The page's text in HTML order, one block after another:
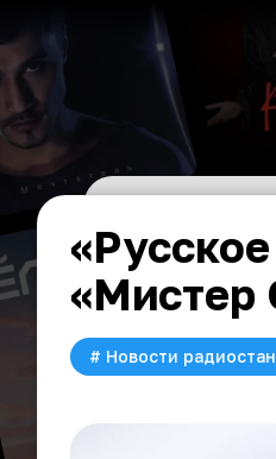
«Мистер
# Новости